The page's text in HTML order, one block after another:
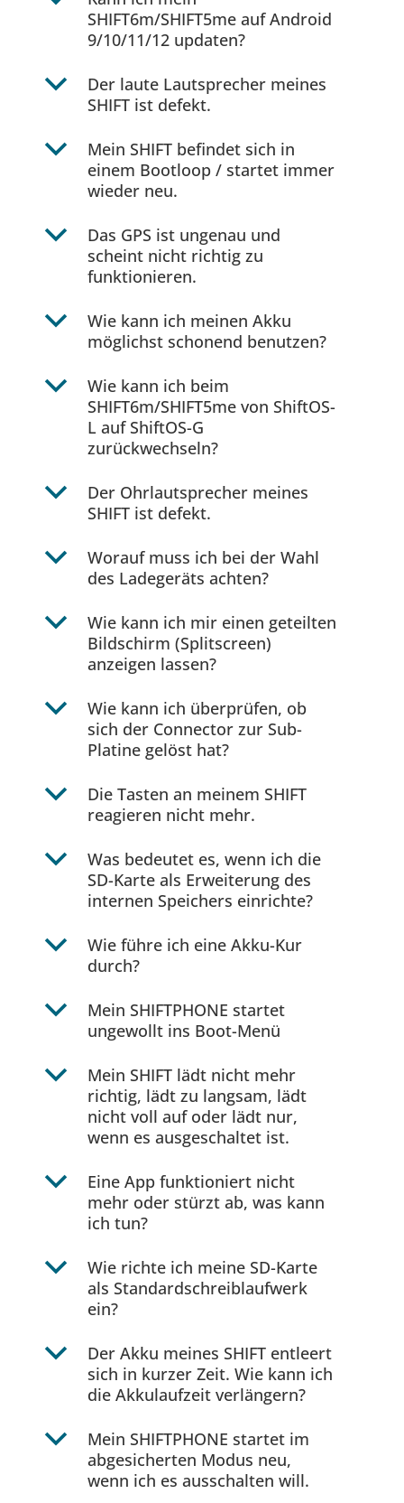
SHIFT6m/SHIFT5me auf Android
9/10/11/12 updaten?
b
Der laute Lautsprecher meines
SHIFT ist defekt.
b
Mein SHIFT befindet sich in
einem Bootloop / startet immer
wieder neu.
b
Das GPS ist ungenau und
scheint nicht richtig zu
funktionieren.
b
Wie kann ich meinen Akku
möglichst schonend benutzen?
b
Wie kann ich beim
SHIFT6m/SHIFT5me von ShiftOS-
L auf ShiftOS-G
zurückwechseln?
b
Der Ohrlautsprecher meines
SHIFT ist defekt.
b
Worauf muss ich bei der Wahl
des Ladegeräts achten?
b
Wie kann ich mir einen geteilten
Bildschirm (Splitscreen)
anzeigen lassen?
b
Wie kann ich überprüfen, ob
sich der Connector zur Sub-
Platine gelöst hat?
b
Die Tasten an meinem SHIFT
reagieren nicht mehr.
b
Was bedeutet es, wenn ich die
SD-Karte als Erweiterung des
internen Speichers einrichte?
b
Wie führe ich eine Akku-Kur
durch?
b
Mein SHIFTPHONE startet
ungewollt ins Boot-Menü
b
Mein SHIFT lädt nicht mehr
richtig, lädt zu langsam, lädt
nicht voll auf oder lädt nur,
wenn es ausgeschaltet ist.
b
Eine App funktioniert nicht
mehr oder stürzt ab, was kann
ich tun?
b
Wie richte ich meine SD-Karte
als Standardschreiblaufwerk
ein?
b
Der Akku meines SHIFT entleert
sich in kurzer Zeit. Wie kann ich
die Akkulaufzeit verlängern?
b
Mein SHIFTPHONE startet im
abgesicherten Modus neu,
wenn ich es ausschalten will.